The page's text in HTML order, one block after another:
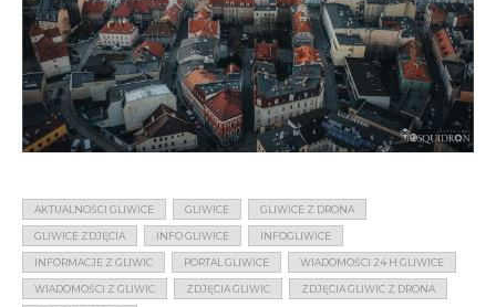
AKTUALNOŚCI GLIWICE GLIWICE GLIWICE Z DRONA
GLIWICE ZDJĘCIA INFO GLIWICE INFOGLIWICE
INFORMACJE Z GLIWIC PORTAL GLIWICE WIADOMOŚCI 24 H GLIWICE
WIADOMOŚCI Z GLIWIC ZDJĘCIA GLIWIC ZDJĘCIA GLIWIC Z DRONA